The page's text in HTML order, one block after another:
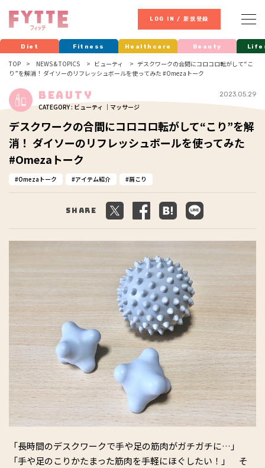
LOG IN / 新規登録
Diet Fitness Healthcare Beauty
TOP NEWS & TOPICS ビューティ
デスクワークの合間にコロコロ転がして“こ
り”を解消！ ダイソーのリフレッシュボールを使ってみた #Omezaトーク
Beauty
CATEGORY : ビューティ ｜マッサージ
2023.05.29
デスクワークの合間にコロコロ転がして“こり”を解
消！ ダイソーのリフレッシュボールを使ってみた
#Omezaトーク
Omezaトーク アイテム紹介 肩こり
Share
「長時間のデスクワークで手や足の筋肉がガチガチに…」
「手や足のこりかたまった筋肉を手軽にほぐしたい！」 そ